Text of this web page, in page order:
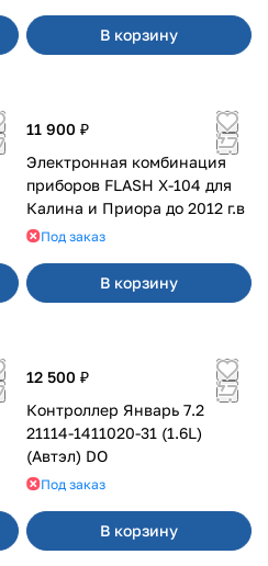
В корзину
11 900 ₽
Электронная комбинация
приборов FLASH X-104 для
Калина и Приора до 2012 г.в
Под заказ
В корзину
12 500 ₽
Контроллер Январь 7.2
21114-1411020-31 (1.6L)
(Автэл) DO
Под заказ
В корзину